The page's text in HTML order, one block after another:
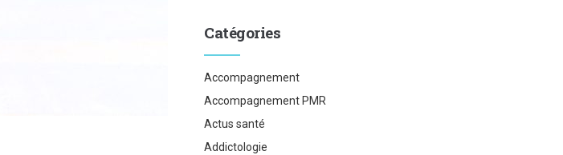
Catégories
Accompagnement
Accompagnement PMR
Actus santé
Addictologie